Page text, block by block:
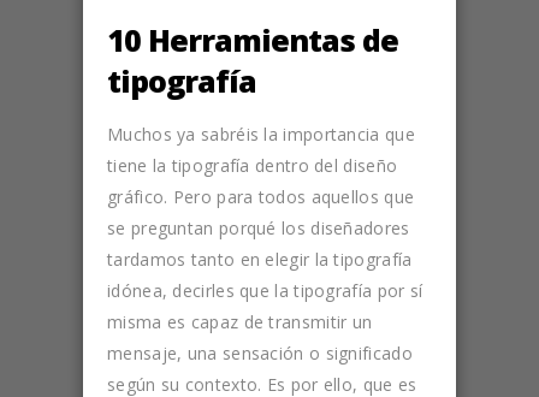
10 Herramientas de
tipografía
Muchos ya sabréis la importancia que
tiene la tipografía dentro del diseño
gráfico. Pero para todos aquellos que
se preguntan porqué los diseñadores
tardamos tanto en elegir la tipografía
idónea, decirles que la tipografía por sí
misma es capaz de transmitir un
mensaje, una sensación o significado
según su contexto. Es por ello, que es